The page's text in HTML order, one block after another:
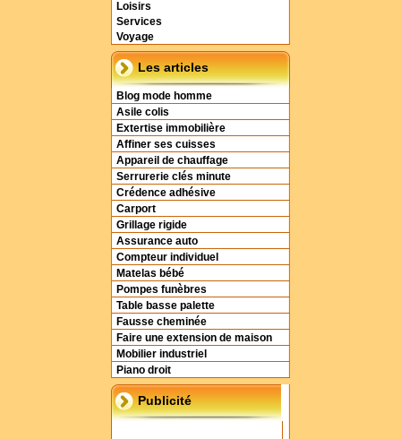
Loisirs
Services
Voyage
Les articles
Blog mode homme
Asile colis
Extertise immobilière
Affiner ses cuisses
Appareil de chauffage
Serrurerie clés minute
Crédence adhésive
Carport
Grillage rigide
Assurance auto
Compteur individuel
Matelas bébé
Pompes funèbres
Table basse palette
Fausse cheminée
Faire une extension de maison
Mobilier industriel
Piano droit
Publicité